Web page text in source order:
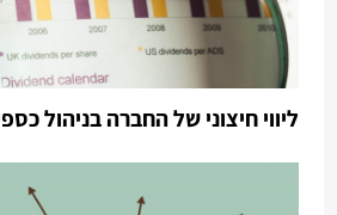
ליווי חיצוני של החברה בניהול